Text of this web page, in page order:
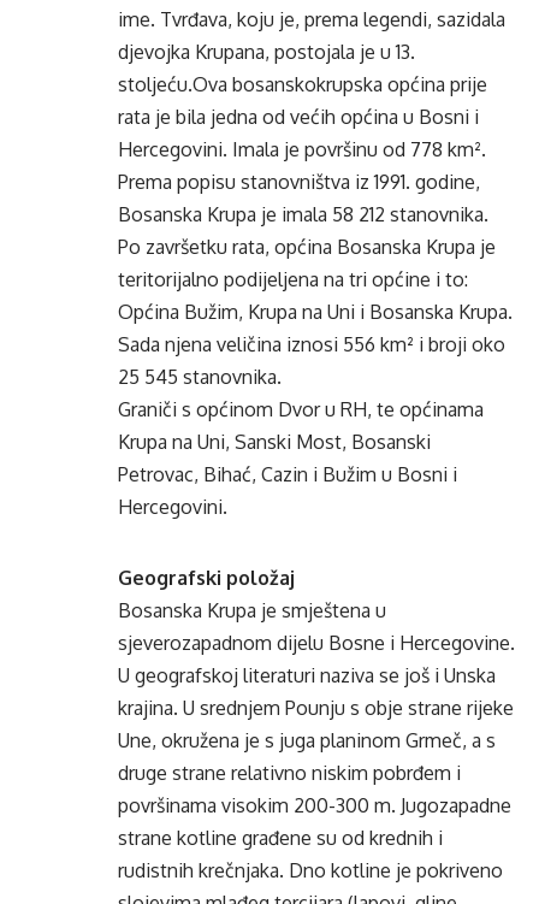
ime. Tvrđava, koju je, prema legendi, sazidala
djevojka Krupana, postojala je u 13.
stoljeću.Ova bosanskokrupska općina prije
rata je bila jedna od većih općina u Bosni i
Hercegovini. Imala je površinu od 778 km².
Prema popisu stanovništva iz 1991. godine,
Bosanska Krupa je imala 58 212 stanovnika.
Po završetku rata, općina Bosanska Krupa je
teritorijalno podijeljena na tri općine i to:
Općina Bužim, Krupa na Uni i Bosanska Krupa.
Sada njena veličina iznosi 556 km² i broji oko
25 545 stanovnika.
Graniči s općinom Dvor u RH, te općinama
Krupa na Uni, Sanski Most, Bosanski
Petrovac, Bihać, Cazin i Bužim u Bosni i
Hercegovini.
Geografski položaj
Bosanska Krupa je smještena u
sjeverozapadnom dijelu Bosne i Hercegovine.
U geografskoj literaturi naziva se još i Unska
krajina. U srednjem Pounju s obje strane rijeke
Une, okružena je s juga planinom Grmeč, a s
druge strane relativno niskim pobrđem i
površinama visokim 200-300 m. Jugozapadne
strane kotline građene su od krednih i
rudistnih krečnjaka. Dno kotline je pokriveno